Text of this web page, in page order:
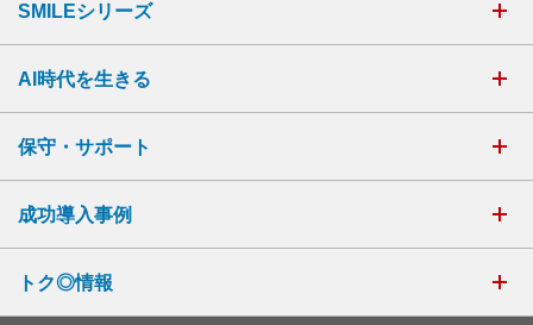
SMILEシリーズ
AI時代を生きる
保守・サポート
成功導入事例
トク◎情報